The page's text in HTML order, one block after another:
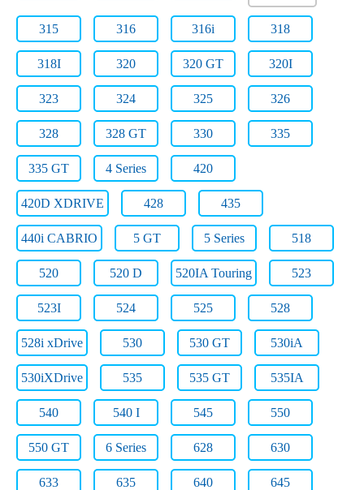
315 316 316i 318
318I 320 320 GT 320I
323 324 325 326
328 328 GT 330 335
335 GT 4 Series 420
420D XDRIVE 428 435
440i CABRIO 5 GT 5 Series 518
520 520 D 520IA Touring 523
523I 524 525 528
528i xDrive 530 530 GT 530iA
530iXDrive 535 535 GT 535IA
540 540 I 545 550
550 GT 6 Series 628 630
633 635 640 645